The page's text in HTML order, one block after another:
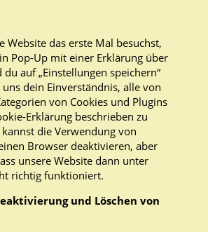
Website das erste Mal besuchst,
Pop-Up mit einer Erklärung über
du auf „Einstellungen speichern“
dein Einverständnis, alle von
von Cookies und Plugins
Erklärung beschrieben zu
die Verwendung von
Browser deaktivieren, aber
unsere Website dann unter
richtig funktioniert.
und Löschen von